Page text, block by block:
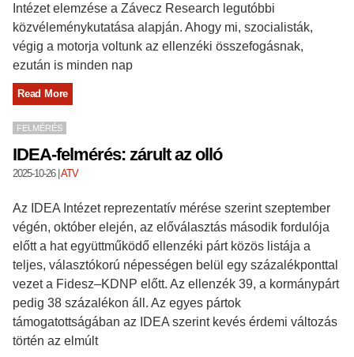
Intézet elemzése a Závecz Research legutóbbi
közvéleménykutatása alapján. Ahogy mi, szocialisták,
végig a motorja voltunk az ellenzéki összefogásnak,
ezután is minden nap
Read More
FELMÉRÉS
IDEA-felmérés: zárult az olló
2025-10-26| ATV
Az IDEA Intézet reprezentatív mérése szerint szeptember
végén, október elején, az előválasztás második fordulója
előtt a hat együttműködő ellenzéki párt közös listája a
teljes, választókorú népességen belül egy százalékponttal
vezet a Fidesz–KDNP előtt. Az ellenzék 39, a kormánypárt
pedig 38 százalékon áll. Az egyes pártok
támogatottságában az IDEA szerint kevés érdemi változás
történ az elmúlt